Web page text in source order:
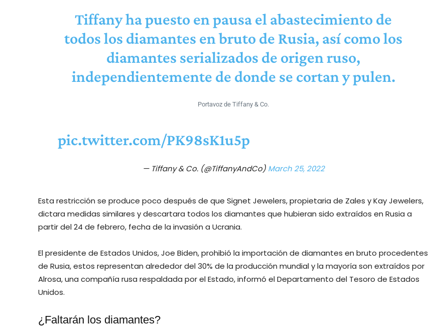
Tiffany ha puesto en pausa el abastecimiento de
todos los diamantes en bruto de Rusia, así como los
diamantes serializados de origen ruso,
independientemente de donde se cortan y pulen.
Portavoz de Tiffany & Co.
pic.twitter.com/PK98sK1u5p
— Tiffany & Co. (@TiffanyAndCo) March 25, 2022
Esta restricción se produce poco después de que Signet Jewelers, propietaria de Zales y Kay Jewelers,
dictara medidas similares y descartara todos los diamantes que hubieran sido extraídos en Rusia a
partir del 24 de febrero, fecha de la invasión a Ucrania.
El presidente de Estados Unidos, Joe Biden, prohibió la importación de diamantes en bruto procedentes
de Rusia, estos representan alrededor del 30% de la producción mundial y la mayoría son extraídos por
Alrosa, una compañía rusa respaldada por el Estado, informó el Departamento del Tesoro de Estados
Unidos.
¿Faltarán los diamantes?